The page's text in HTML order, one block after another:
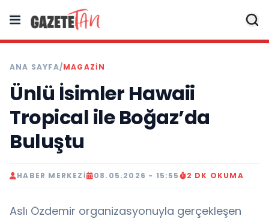
ANA SAYFA/MAGAZİN
Ünlü İsimler Hawaii
Tropical ile Boğaz’da
Buluştu
HABER MERKEZI 08.05.2026 - 15:55 2 DK OKUMA
Aslı Özdemir organizasyonuyla gerçekleşen